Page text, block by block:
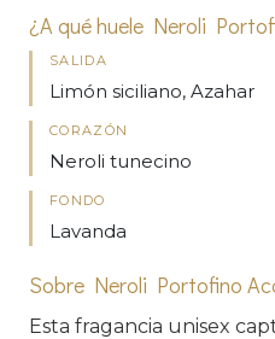
¿A qué huele Neroli
SALIDA
Limón siciliano, Azahar
CORAZÓN
Neroli tunecino
FONDO
Lavanda
Sobre Neroli Portofino
Esta fragancia unisex